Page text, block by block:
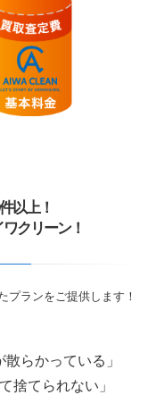
以上！
クリーン！
プランをご提供します！
らかっている」
捨てられない」